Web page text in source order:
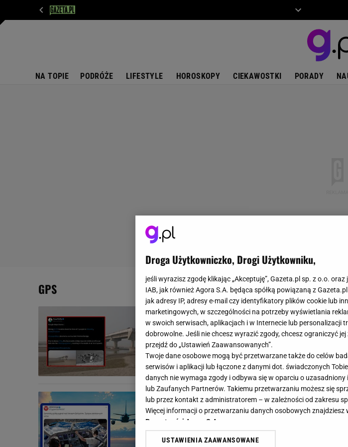
NA TOPIE PODRÓŻE LIFESTYLE HOROSKOPY CIEKAWOSTKI PORADY
GPS
GPS skierował ich na uszkodzony
Trzech mężczyzn jechało na ślub wspólnego
tego, że nigdy nie dotrą na miejsce. Podróżowali
zaufali...
GPS KIEROWCY NAWIGACJA NEWS
Niebezpieczne zakłócenia nad
gubią sygnał. W tle loty z Polski
W ostatnim czasie media na świecie huczą o
naszym kraju. Wiadomo już, że nawet 46 tysięcy
Droga Użytkowniczko, Drogi Użytkowniku,
jeśli wyrazisz zgodę klikając „Akceptuję”, Gazeta.pl sp. z o.o.
IAB, jak również Agora S.A. będąca spółką powiązaną z
jak adresy IP, adresy e-mail czy identyfikatory plików cookie lub
marketingowych, w szczególności na potrzeby wyświetlania
w swoich serwisach, aplikacjach i w Internecie lub personalizacji
dobrowolne. Jeśli nie chcesz wyrazić zgody, chcesz ograniczyć
przejdź do „Ustawień Zaawansowanych”.
Twoje dane osobowe mogą być przetwarzane także do celów
serwisów i aplikacji lub łączone z danymi dot. świadczonych
danych nie wymaga zgody i odbywa się w oparciu o
lub Zaufanych Partnerów. Takiemu przetwarzaniu możesz się
lub przez kontakt z administratorem – w zależności od zakresu
Więcej informacji o przetwarzaniu danych osobowych znajdziesz
Prywatności Agora S.A.
Klikając „Akceptuję” wyrażasz też zgodę na zainstalowanie i
USTAWIENIA ZAAWANSOWANE